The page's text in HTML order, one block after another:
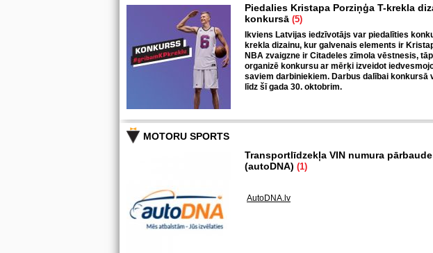
Piedalies Kristapa Porziņģa T-krekla
konkursā (5)
Ikviens Latvijas iedzīvotājs var piedalīties
krekla dizainu, kur galvenais elements ir
NBA zvaigzne ir Citadeles zīmola vēstnesis,
organizē konkursu ar mērķi izveidot
saviem darbiniekiem. Darbus dalībai konkursā
līdz šī gada 30. oktobrim.
MOTORU SPORTS
Transportlīdzekļa VIN numura pārbaude
(autoDNA) (1)
AutoDNA.lv